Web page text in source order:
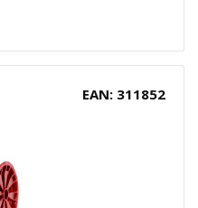
EAN: 311852